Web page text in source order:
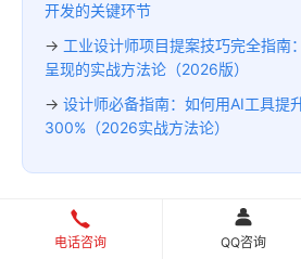
开发的关键环节
→ 工业设计师项目提案技巧完全指南
呈现的实战方法论（2026版）
→ 设计师必备指南：如何用AI工具提
300%（2026实战方法论）
胡亚设 | 赫兹工业设计总监
电话咨询 QQ咨询